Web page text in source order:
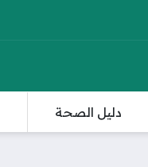
دليل الصحة